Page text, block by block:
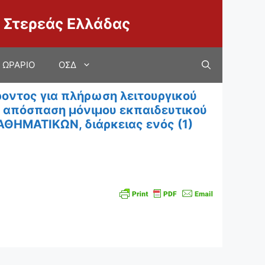
Ελλάδας
ΩΡΑΡΙΟ ΟΣΔ
για πλήρωση λειτουργικού
μόνιμου εκπαιδευτικού
διάρκειας ενός (1)